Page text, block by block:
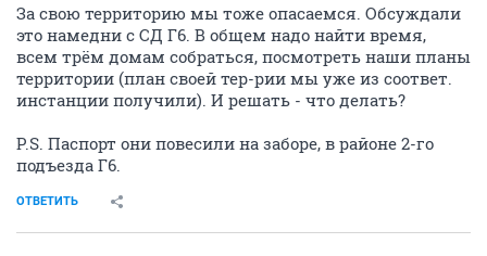
За свою территорию мы тоже опасаемся. Обсуждали
это намедни с СД Г6. В общем надо найти время,
всем трём домам собраться, посмотреть наши планы
территории (план своей тер-рии мы уже из соответ.
инстанции получили). И решать - что делать?
P.S. Паспорт они повесили на заборе, в районе 2-го
подъезда Г6.
ОТВЕТИТЬ